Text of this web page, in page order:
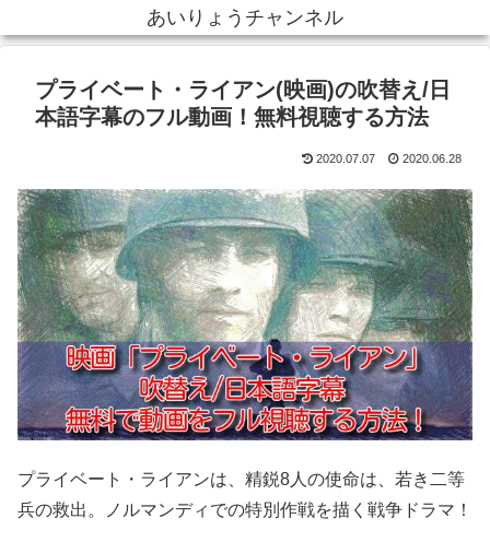
あいりょうチャンネル
プライベート・ライアン(映画)の吹替え/日
本語字幕のフル動画！無料視聴する方法
2020.07.07 2020.06.28
プライベート・ライアンは、精鋭8人の使命は、若き二等
兵の救出。ノルマンディでの特別作戦を描く戦争ドラマ！